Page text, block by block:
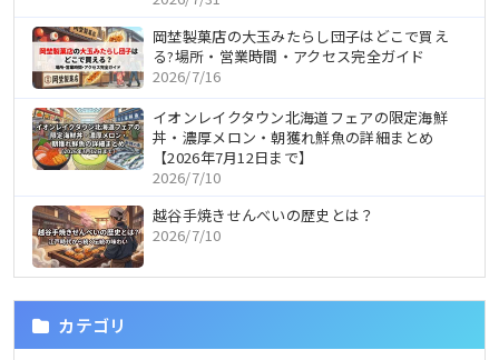
岡埜製菓店の大玉みたらし団子はどこで買え
る?場所・営業時間・アクセス完全ガイド
2026/7/16
イオンレイクタウン北海道フェアの限定海鮮
丼・濃厚メロン・朝獲れ鮮魚の詳細まとめ
【2026年7月12日まで】
2026/7/10
越谷手焼きせんべいの歴史とは？
2026/7/10
カテゴリ